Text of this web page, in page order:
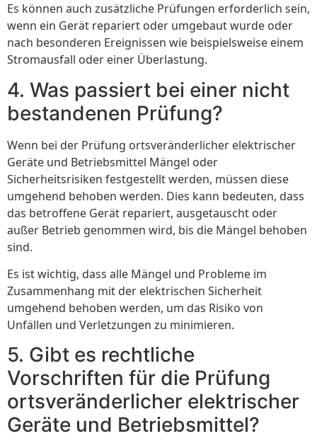
Es können auch zusätzliche Prüfungen erforderlich sein,
wenn ein Gerät repariert oder umgebaut wurde oder
nach besonderen Ereignissen wie beispielsweise einem
Stromausfall oder einer Überlastung.
4. Was passiert bei einer nicht
bestandenen Prüfung?
Wenn bei der Prüfung ortsveränderlicher elektrischer
Geräte und Betriebsmittel Mängel oder
Sicherheitsrisiken festgestellt werden, müssen diese
umgehend behoben werden. Dies kann bedeuten, dass
das betroffene Gerät repariert, ausgetauscht oder
außer Betrieb genommen wird, bis die Mängel behoben
sind.
Es ist wichtig, dass alle Mängel und Probleme im
Zusammenhang mit der elektrischen Sicherheit
umgehend behoben werden, um das Risiko von
Unfällen und Verletzungen zu minimieren.
5. Gibt es rechtliche
Vorschriften für die Prüfung
ortsveränderlicher elektrischer
Geräte und Betriebsmittel?